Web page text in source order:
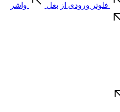
فلوتر ورودی از بغل واشر